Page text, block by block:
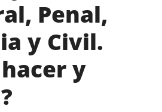
Penal,
y Civil.
y